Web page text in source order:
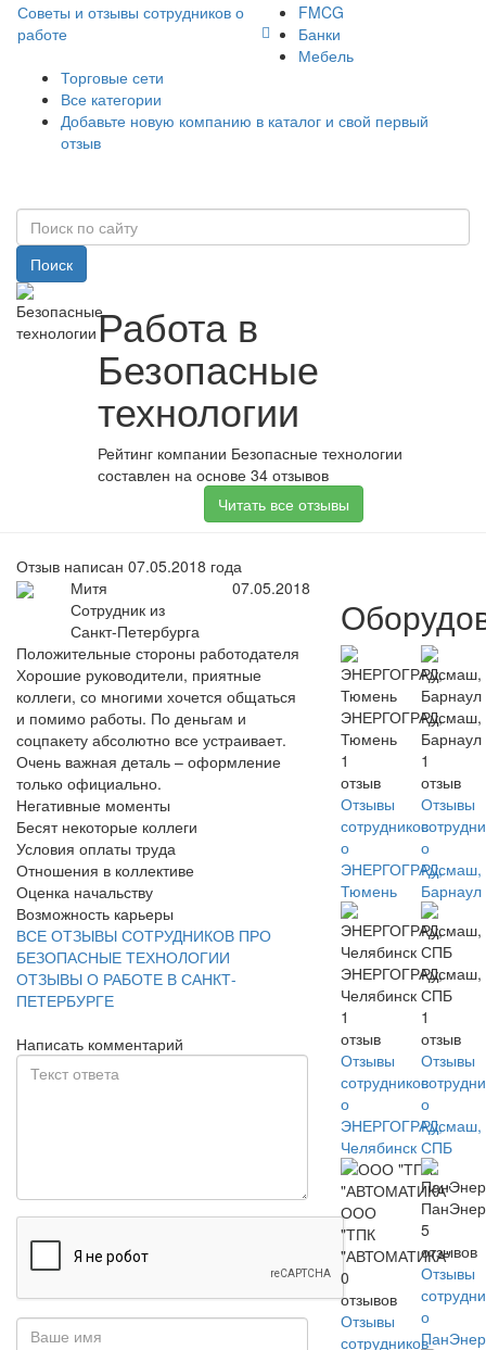
Советы и отзывы сотрудников о
работе
FMCG
Банки
Мебель
Торговые сети
Все категории
Добавьте новую компанию в каталог и свой первый
отзыв
Поиск
Работа в
Безопасные
технологии
Рейтинг компании Безопасные технологии
составлен на основе 34 отзывов
Читать все отзывы
Отзыв написан 07.05.2018 года
Митя
Сотрудник из
Санкт-Петербурга
07.05.2018
Положительные стороны работодателя
Хорошие руководители, приятные
коллеги, со многими хочется общаться
и помимо работы. По деньгам и
соцпакету абсолютно все устраивает.
Очень важная деталь – оформление
только официально.
Негативные моменты
Бесят некоторые коллеги
Условия оплаты труда
Отношения в коллективе
Оценка начальству
Возможность карьеры
ВСЕ ОТЗЫВЫ СОТРУДНИКОВ ПРО
БЕЗОПАСНЫЕ ТЕХНОЛОГИИ
ОТЗЫВЫ О РАБОТЕ В САНКТ-
ПЕТЕРБУРГЕ
Написать комментарий
ЭНЕРГОГРАД,
Тюмень
1
отзыв
Отзывы
сотрудников
о
ЭНЕРГОГРАД,
Тюмень
Русмаш,
Барнаул
1
отзыв
Отзывы
о
Русмаш,
Барнаул
ЭНЕРГОГРАД,
Челябинск
1
отзыв
Отзывы
сотрудников
о
ЭНЕРГОГРАД,
Челябинск
Русмаш,
СПБ
1
отзыв
Отзывы
о
Русмаш,
СПБ
ООО
"ТПК
"АВТОМАТИКА"
0
отзывов
Отзывы
сотрудников
5
отзывов
Отзывы
о